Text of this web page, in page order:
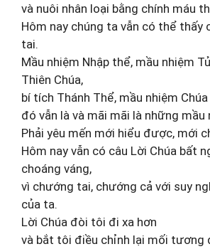
và nuôi nhân loại bằng chính máu
Hôm nay chúng ta vẫn có thể thấy
tai.
Mầu nhiệm Nhập thể, mầu nhiệm
Thiên Chúa,
bí tích Thánh Thể, mầu nhiệm
đó vẫn là và mãi mãi là những mầu
Phải yêu mến mới hiểu được, mới
Hôm nay vẫn có câu Lời Chúa bất
choáng váng,
vì chướng tai, chướng cả với suy
của ta.
Lời Chúa đòi tôi đi xa hơn
và bắt tôi điều chỉnh lại mối tương